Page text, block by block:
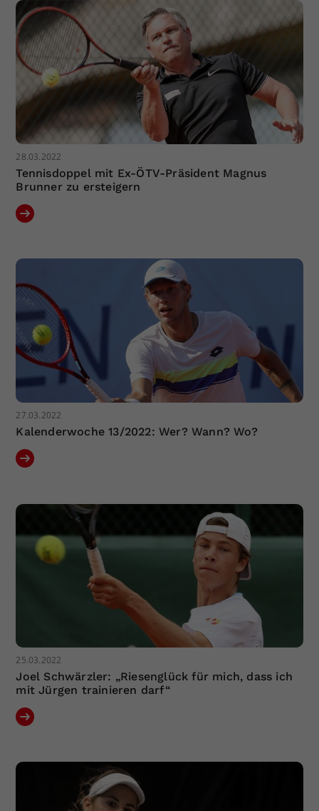
28.03.2022
Tennisdoppel mit Ex-ÖTV-Präsident Magnus
Brunner zu ersteigern
27.03.2022
Kalenderwoche 13/2022: Wer? Wann? Wo?
25.03.2022
Joel Schwärzler: „Riesenglück für mich, dass ich
mit Jürgen trainieren darf“